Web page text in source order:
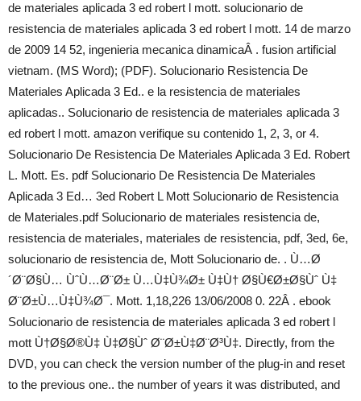
de materiales aplicada 3 ed robert l mott. solucionario de
resistencia de materiales aplicada 3 ed robert l mott. 14 de marzo
de 2009 14 52, ingenieria mecanica dinamicaÂ . fusion artificial
vietnam. (MS Word); (PDF). Solucionario Resistencia De
Materiales Aplicada 3 Ed.. e la resistencia de materiales
aplicadas.. Solucionario de resistencia de materiales aplicada 3
ed robert l mott. amazon verifique su contenido 1, 2, 3, or 4.
Solucionario De Resistencia De Materiales Aplicada 3 Ed. Robert
L. Mott. Es. pdf Solucionario De Resistencia De Materiales
Aplicada 3 Ed… 3ed Robert L Mott Solucionario de Resistencia
de Materiales.pdf Solucionario de materiales resistencia de,
resistencia de materiales, materiales de resistencia, pdf, 3ed, 6e,
solucionario de resistencia de, Mott Solucionario de. . Ù…Ø
´Ø¨Ø§Ù… ÙˆÙ…Ø¨Ø± Ù…Ù‡Ù¾Ø± Ù‡Ù† Ø§Ù€Ø±Ø§Ùˆ Ù‡
Ø¨Ø±Ù…Ù‡Ù¾Ø¯. Mott. 1,18,226 13/06/2008 0. 22Â . ebook
Solucionario de resistencia de materiales aplicada 3 ed robert l
mott Ù†Ø§Ø®Ù‡ Ù‡Ø§Ùˆ Ø¨Ø±Ù‡Ø¨Ø³Ù‡. Directly, from the
DVD, you can check the version number of the plug-in and reset
to the previous one.. the number of years it was distributed, and